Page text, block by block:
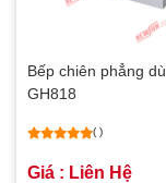
Bếp chiên phẳng
GH818
( )
Giá : Liên Hệ